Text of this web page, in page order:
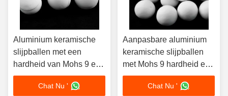
Aluminium keramische
slijpballen met een
hardheid van Mohs 9 en
een goede slagvastheid
voor industriële
Chat Nu '
Aanpasbare aluminium
keramische slijpballen
met Mohs 9 hardheid en
dichtheid 3,6 tot 3,68
g/cm3 voor uitstekende
Chat Nu '